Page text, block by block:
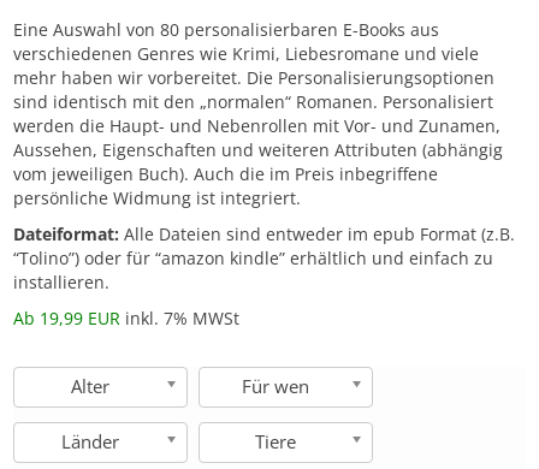
Eine Auswahl von 80 personalisierbaren E-Books aus
verschiedenen Genres wie Krimi, Liebesromane und viele
mehr haben wir vorbereitet. Die Personalisierungsoptionen
sind identisch mit den „normalen“ Romanen. Personalisiert
werden die Haupt- und Nebenrollen mit Vor- und Zunamen,
Aussehen, Eigenschaften und weiteren Attributen (abhängig
vom jeweiligen Buch). Auch die im Preis inbegriffene
persönliche Widmung ist integriert.
Dateiformat:Alle Dateien sind entweder im epub Format (z.B.
“Tolino”) oder für “amazon kindle” erhältlich und einfach zu
installieren.
Ab 19,99 EUR inkl. 7% MWSt
Alter Für wen
Länder Tiere